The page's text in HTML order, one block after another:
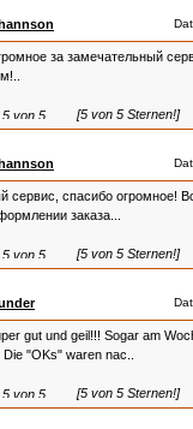
за замечательный
[5 von 5 Sternen!]
сервис, спасибо огромное!
заказа...
[5 von 5 Sternen!]
gut und geil!!! Sogar am
"OKs" waren nac..
[5 von 5 Sternen!]